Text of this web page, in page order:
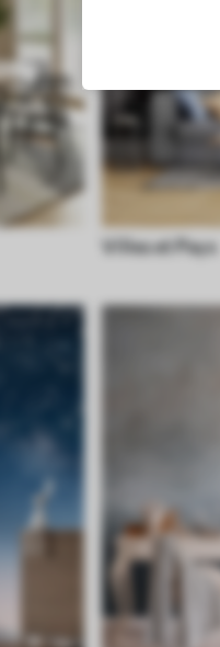
Villes et Pays